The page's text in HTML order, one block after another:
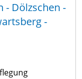
- Dölzschen -
-